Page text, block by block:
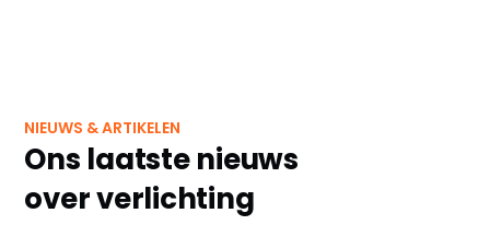
NIEUWS & ARTIKELEN
Ons laatste nieuws
over verlichting